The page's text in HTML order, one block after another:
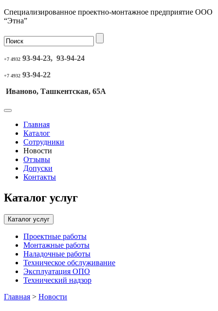
Специализированное проектно-монтажное предприятие ООО
“Этна”
+7 4932 93-94-23, 93-94-24
+7 4932 93-94-22
Иваново, Ташкентская, 65А
Главная
Каталог
Сотрудники
Новости
Отзывы
Допуски
Контакты
Каталог услуг
Каталог услуг
Проектные работы
Монтажные работы
Наладочные работы
Техническое обслуживание
Эксплуатация ОПО
Технический надзор
Главная > Новости